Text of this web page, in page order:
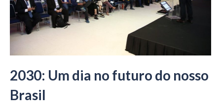
2030: Um dia no futuro do nosso
Brasil